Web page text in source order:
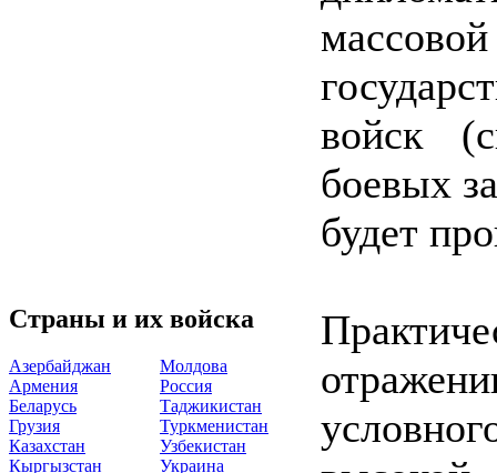
Страны и их войска
Азербайджан
Армения
Беларусь
Грузия
Казахстан
Кыргызстан
Молдова
Россия
Таджикистан
Туркменистан
Узбекистан
Украина
войск
боевых
будет